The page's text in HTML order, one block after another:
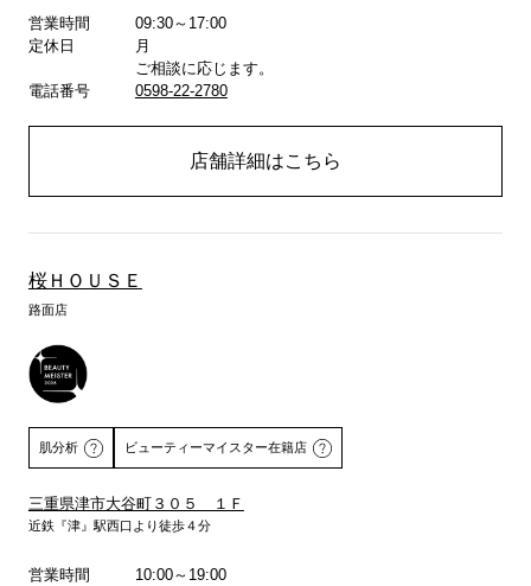
営業時間
09:30～17:00
定休日
月
ご相談に応じます。
電話番号
0598-22-2780
店舗詳細はこちら
桜ＨＯＵＳＥ
路面店
肌分析 ビューティーマイスター在籍店
三重県津市大谷町３０５ １Ｆ
近鉄『津』駅西口より徒歩４分
営業時間
10:00～19:00